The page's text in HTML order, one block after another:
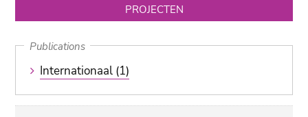
PROJECTEN
Publications
Internationaal (1)